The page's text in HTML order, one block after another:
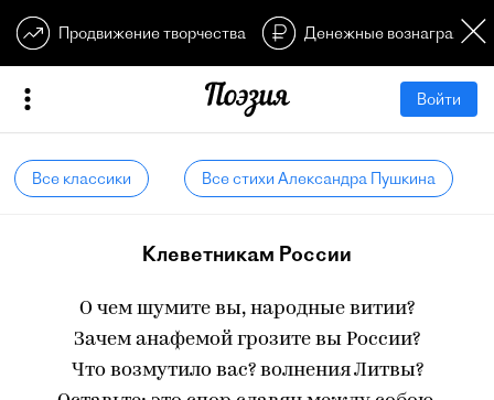
Продвижение творчества Денежные
Войти
Все классики Все стихи Александра Пушкина
Клеветникам России
О чем шумите вы, народные витии?
Зачем анафемой грозите вы России?
Что возмутило вас? волнения Литвы?